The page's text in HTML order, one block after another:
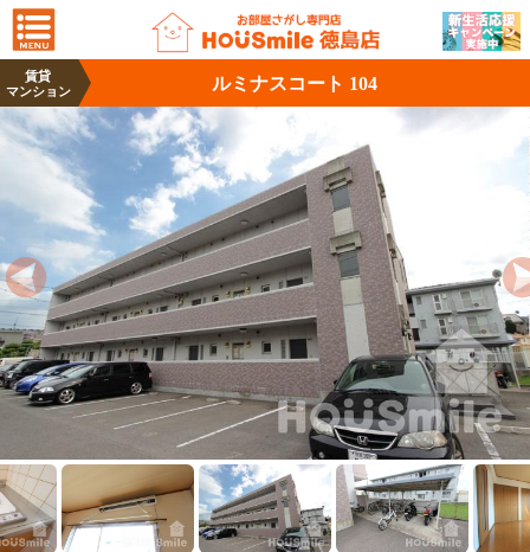
賃貸
マンション
ルミナスコート 104